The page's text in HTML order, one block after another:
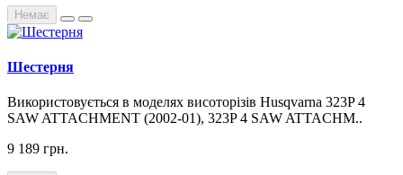
Немає
Шестерня
Використовується в моделях висоторізів Husqvarna 323P 4
SAW ATTACHMENT (2002-01), 323P 4 SAW ATTACHM..
9 189 грн.